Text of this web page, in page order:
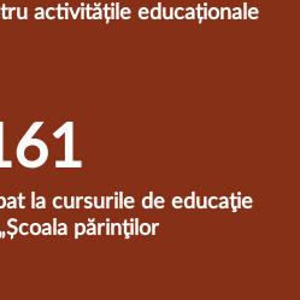
activitățile educaționale
la cursurile de educaţie
părinţilor